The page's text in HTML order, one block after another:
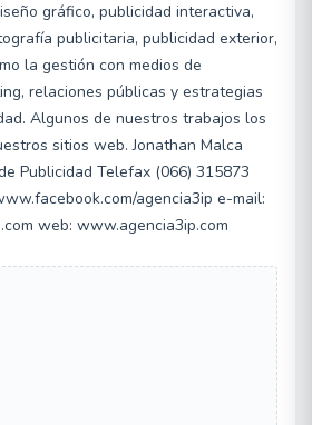
gráfico, publicidad interactiva,
publicitaria, publicidad exterior,
la gestión con medios de
relaciones públicas y estrategias
Algunos de nuestros trabajos los
sitios web. Jonathan Malca
Publicidad Telefax (066) 315873
agencia3ip e-mail:
web: www.agencia3ip.com